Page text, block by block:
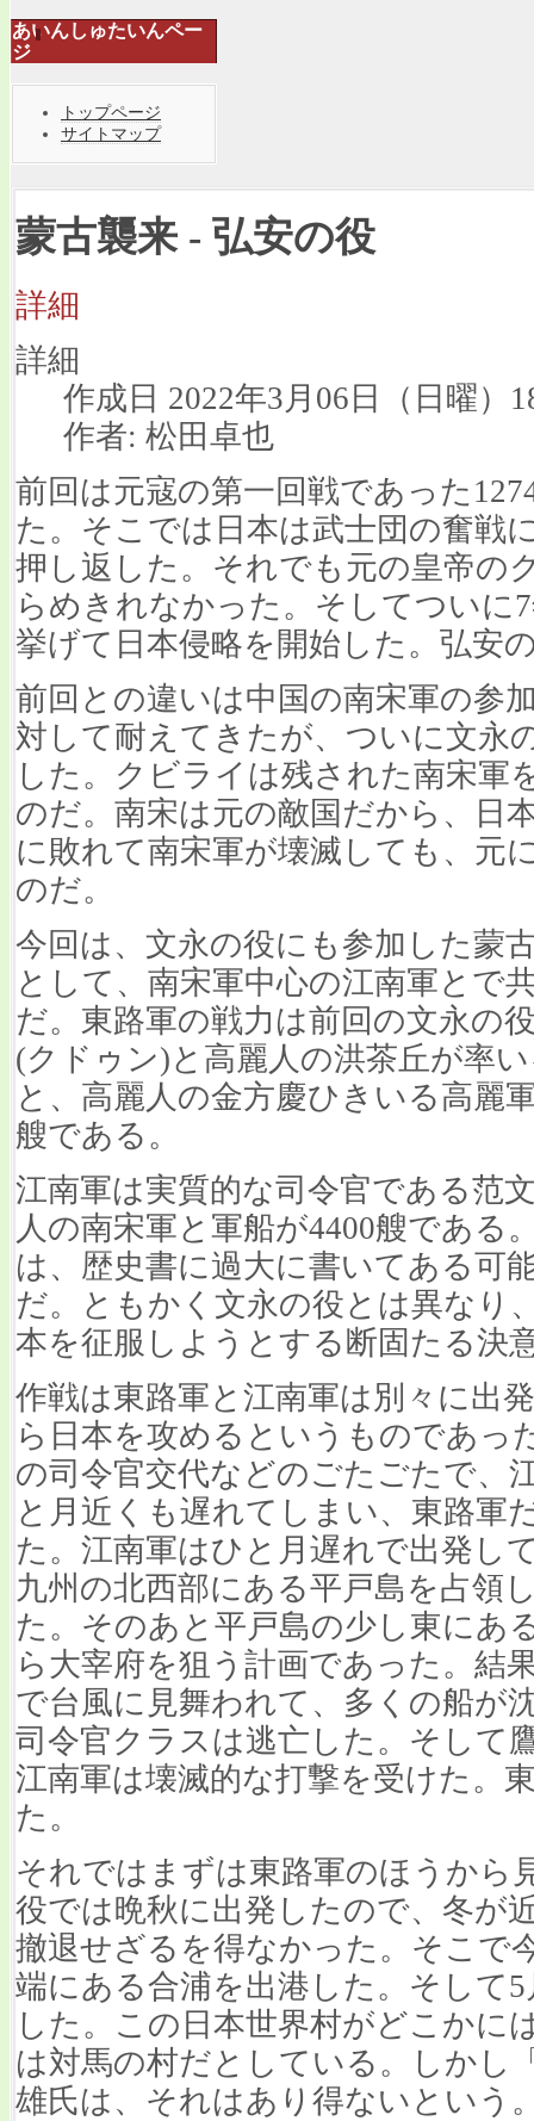
あいんしゅたいんペー
ジ
トップページ
サイトマップ
蒙古襲来 - 弘安の役
詳細
詳細
作成日 2022年3月06日（日曜）
作者: 松田卓也
前回は元寇の第一回戦であった
た。そこでは日本は武士団の奮戦
押し返した。それでも元の皇帝の
らめきれなかった。そしてついに
挙げて日本侵略を開始した。弘安
前回との違いは中国の南宋軍の参
対して耐えてきたが、ついに文永
した。クビライは残された南宋軍
のだ。南宋は元の敵国だから、日
に敗れて南宋軍が壊滅しても、元
のだ。
今回は、文永の役にも参加した蒙
として、南宋軍中心の江南軍とで
だ。東路軍の戦力は前回の文永の
(クドゥン)と高麗人の洪茶丘が率
と、高麗人の金方慶ひきいる高麗
艘である。
江南軍は実質的な司令官である范
人の南宋軍と軍船が4400艘である
は、歴史書に過大に書いてある可
だ。ともかく文永の役とは異なり
本を征服しようとする断固たる決
作戦は東路軍と江南軍は別々に出
ら日本を攻めるというものであっ
の司令官交代などのごたごたで、
と月近くも遅れてしまい、東路軍
た。江南軍はひと月遅れで出発し
九州の北西部にある平戸島を占領
た。そのあと平戸島の少し東にあ
ら大宰府を狙う計画であった。結
で台風に見舞われて、多くの船が
司令官クラスは逃亡した。そして
江南軍は壊滅的な打撃を受けた。
た。
それではまずは東路軍のほうから
役では晩秋に出発したので、冬が
撤退せざるを得なかった。そこで
端にある合浦を出港した。そして
した。この日本世界村がどこかに
は対馬の村だとしている。しかし
雄氏は、それはあり得ないという